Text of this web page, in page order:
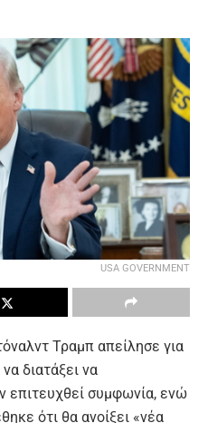
USA GOVERNMENT
Τραμπ απείλησε για
διατάξει να
επιτευχθεί συμφωνία, ενώ
ότι θα ανοίξει «νέα